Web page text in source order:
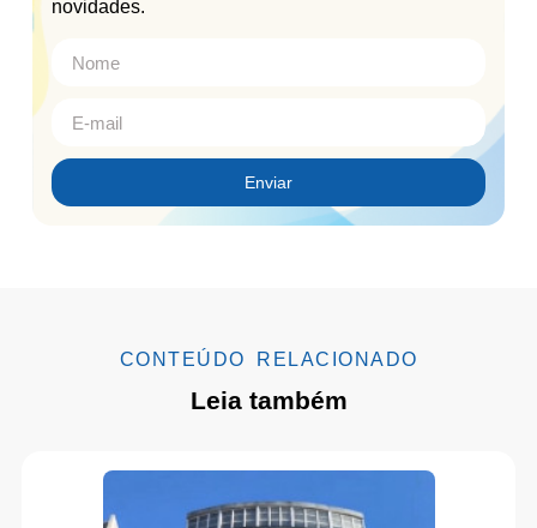
novidades.
Enviar
CONTEÚDO RELACIONADO
Leia também